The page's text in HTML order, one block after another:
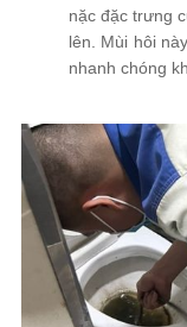
nặc đặc trưng
lên. Mùi hôi
nhanh chóng